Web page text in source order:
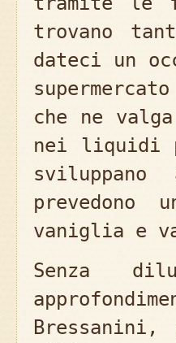
trovano
dateci un
che ne
nei liquidi
vaniglia e
Senza
Bressanini,